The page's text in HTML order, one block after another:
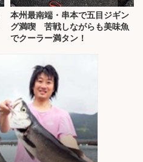
本州最南端・串本で五目ジギン
グ満喫 苦戦しながらも美味魚
でクーラー満タン！